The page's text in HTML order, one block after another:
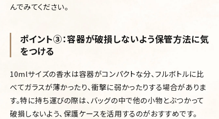
んでみてください。
ポイント③：容器が破損しないよう保管方法に気
をつける
10mlサイズの香水は容器がコンパクトな分、フルボトルに比
べてガラスが薄かったり、衝撃に弱かったりする場合がありま
す。特に持ち運びの際は、バッグの中で他の小物とぶつかって
破損しないよう、保護ケースを活用するのがおすすめです。